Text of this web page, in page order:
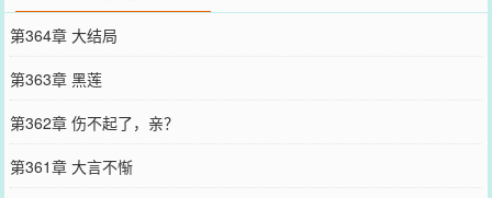
里的朋友推荐哦！
第364章 大结局
第363章 黑莲
第362章 伤不起了，亲？
第361章 大言不惭